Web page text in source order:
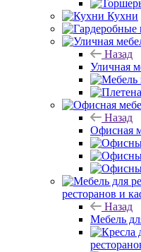
Кухни
Назад
Уличная
Назад
Офисная
ресторанов и
Назад
Мебель